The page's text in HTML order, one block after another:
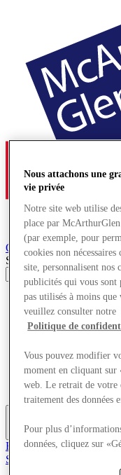
Ochtrup Village de
Search input
Magasins
Quoi de neuf
Aire de jeux pour
Cartes cadeaux
Services
Carrières
Plus
Rejoignez le club
Sauvé
Nous attachons une
vie privée
Notre site web utilise
place par McArthurGlen
(par exemple, pour
cookies non
site, personnalisent nos
publicités qui vous sont
pas utilisés à moins que
veuillez consulter notre
Politique de
Vous pouvez modifier
moment en cliquant sur
web. Le retrait de votre
traitement des données
Pour plus
données, cliquez sur